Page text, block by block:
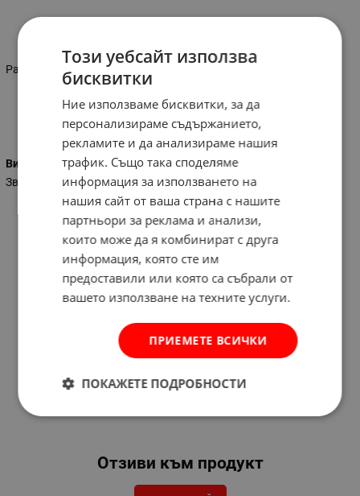
Размер: 50 мм.
Характеристики
Вид на ключа
Звезда
Отзиви към продукт
Този уебсайт използва
бисквитки
Ние използваме бисквитки, за да
персонализираме съдържанието,
рекламите и да анализираме нашия
трафик. Също така споделяме
информация за използването на
нашия сайт от ваша страна с нашите
партньори за реклама и анализи,
които може да я комбинират с друга
информация, която сте им
предоставили или която са събрали от
вашето използване на техните услуги.
ПРИЕМЕТЕ ВСИЧКИ
ПОКАЖЕТЕ ПОДРОБНОСТИ